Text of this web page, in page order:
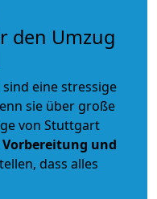
den Umzug
eine stressige
sie über große
von Stuttgart
Vorbereitung und
dass alles